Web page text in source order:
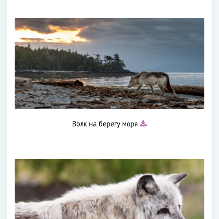
Волк на берегу моря